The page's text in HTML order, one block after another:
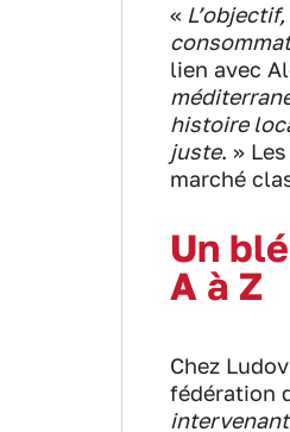
«
lien avec
histoire
juste. »
marché
Un
A à Z
Chez
fédération